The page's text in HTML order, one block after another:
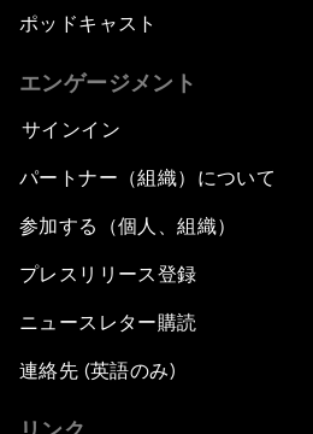
ポッドキャスト
エンゲージメント
サインイン
パートナー（組織）について
参加する（個人、組織）
プレスリリース登録
ニュースレター購読
連絡先 (英語のみ)